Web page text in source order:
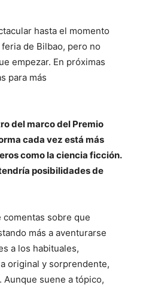
hasta el momento
de Bilbao, pero no
empezar. En próximas
para más
del marco del Premio
cada vez está más
como la ciencia ficción.
posibilidades de
sobre que
más a aventurarse
a los habituales,
original y sorprendente,
Aunque suene a tópico,